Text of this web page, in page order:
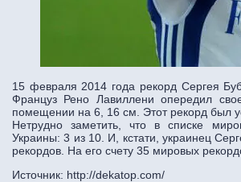
15 февраля 2014 года рекорд Сергея
Француз Рено Лавиллени опередил
помещении на 6, 16 см. Этот рекорд был
Нетрудно заметить, что в списке
Украины: 3 из 10. И, кстати, украинец
рекордов. На его счету 35 мировых
Источник: http://dekatop.com/